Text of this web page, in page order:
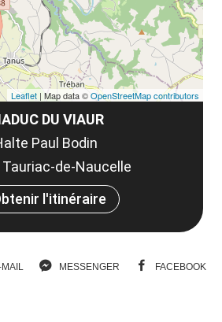
DU VIAUR
Paul Bodin
Tauriac-de-Naucelle
l'itinéraire
Leaflet | Map data ©OpenStreetMap contributors
MAIL MESSENGER FACEBOOK